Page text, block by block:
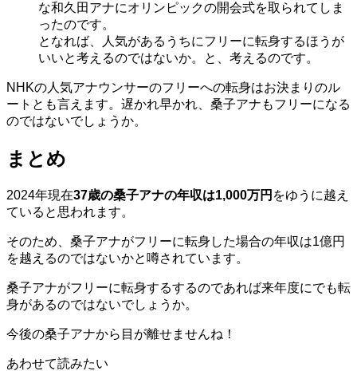
な和久田アナにオリンピックの開会式を取られてしま
ったのです。
となれば、人気があるうちにフリーに転身するほうが
いいと考えるのではないか。と、考えるのです。
NHKの人気アナウンサーのフリーへの転身はお決まりのル
ートとも言えます。遅かれ早かれ、桑子アナもフリーになる
のではないでしょうか。
まとめ
2024年現在37歳の桑子アナの年収は1,000万円 をゆうに越え
ていると思われます。
そのため、桑子アナがフリーに転身した場合の年収は1億円
を越えるのではないかと噂されています。
桑子アナがフリーに転身するするのであれば来年度にでも転
身があるのではないでしょうか。
今後の桑子アナから目が離せませんね！
あわせて読みたい